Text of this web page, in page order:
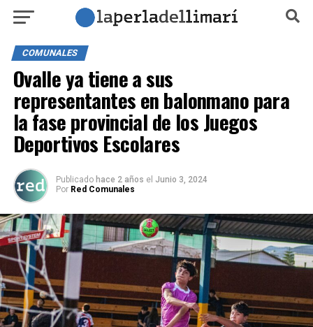
COMUNALES
Ovalle ya tiene a sus
representantes en balonmano para
la fase provincial de los Juegos
Deportivos Escolares
Publicado hace 2 años el Junio 3, 2024
Por Red Comunales